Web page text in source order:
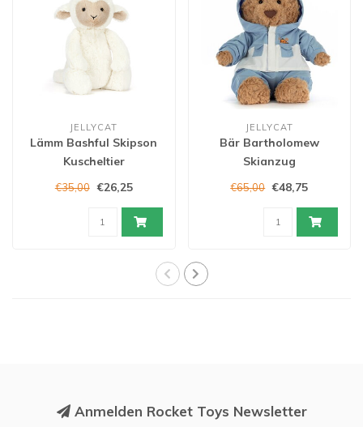
JELLYCAT
Lämm Bashful Skipson
Kuscheltier
€35,00 €26,25
JELLYCAT
Bär Bartholomew
Skianzug
€65,00 €48,75
Anmelden Rocket Toys Newsletter